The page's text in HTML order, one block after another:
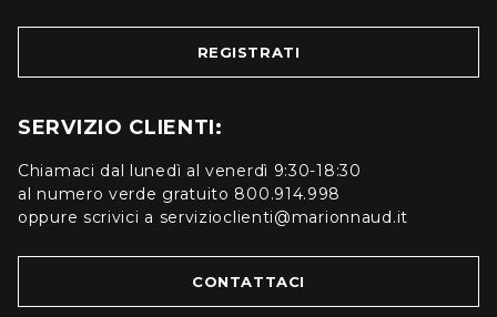
REGISTRATI
SERVIZIO CLIENTI:
Chiamaci dal lunedì al venerdì 9:30-18:30
al numero verde gratuito 800.914.998
oppure scrivici a servizioclienti@marionnaud.it
CONTATTACI